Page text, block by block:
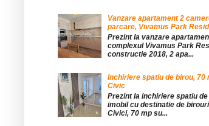
Vanzare apartament 2
parcare, Vivamus Park
Prezint la vanzare
complexul Vivamus Park
constructie 2018, 2 apa...
Inchiriere spatiu de birou, 70
Civic
Prezint la inchiriere spatiu
imobil cu destinatie de
Civici, 70 mp su...